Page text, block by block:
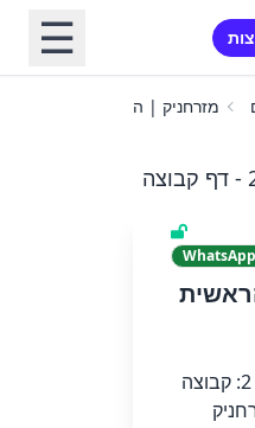
☰
מזרחניק | הקבוצה הראשית 2
WhatsApp
מזרחניק | הקבוצה הראשית 2: קבוצה